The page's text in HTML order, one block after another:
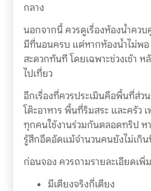
กลาง
นอกจากนี้ ควรดูเรื่องห้องน้ำคว
มีที่นอนครบ แต่หากห้องน้ำไม่พอ
สะดวกทันที โดยเฉพาะช่วงเช้า
ไปเที่ยว
อีกเรื่องที่ควรประเมินคือพื้นที่ส่ว
โต๊ะอาหาร พื้นที่ริมสระ และครัว
ทุกคนใช้งานร่วมกันตลอดทริป ห
รู้สึกอึดอัดแม้จำนวนคนยังไม่เกิ
ก่อนจอง ควรถามรายละเอียดเพิ่
มีเตียงจริงกี่เตียง